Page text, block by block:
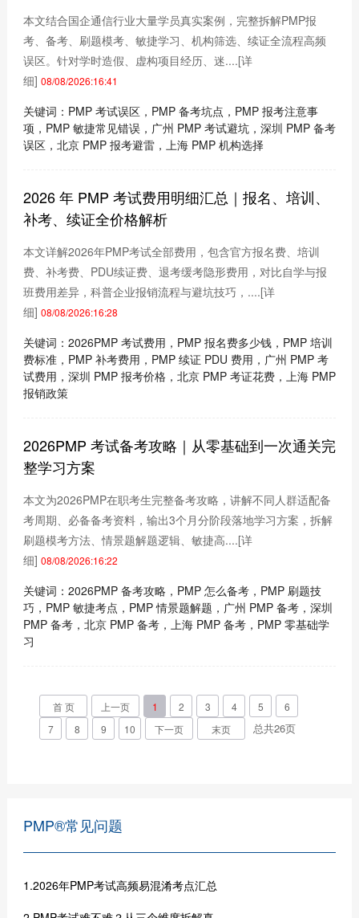
本文结合国企通信行业大量学员真实案例，完整拆解PMP报
考、备考、刷题模考、敏捷学习、机构筛选、续证全流程高频
误区。针对学时造假、虚构项目经历、迷....[详
细] 08/08/2026:16:41
关键词：PMP 考试误区，PMP 备考坑点，PMP 报考注意事
项，PMP 敏捷常见错误，广州 PMP 考试避坑，深圳 PMP 备考
误区，北京 PMP 报考避雷，上海 PMP 机构选择
2026 年 PMP 考试费用明细汇总｜报名、培训、
补考、续证全价格解析
本文详解2026年PMP考试全部费用，包含官方报名费、培训
费、补考费、PDU续证费、退考缓考隐形费用，对比自学与报
班费用差异，科普企业报销流程与避坑技巧，....[详
细] 08/08/2026:16:28
关键词：2026PMP 考试费用，PMP 报名费多少钱，PMP 培训
费标准，PMP 补考费用，PMP 续证 PDU 费用，广州 PMP 考
试费用，深圳 PMP 报考价格，北京 PMP 考证花费，上海 PMP
报销政策
2026PMP 考试备考攻略｜从零基础到一次通关完
整学习方案
本文为2026PMP在职考生完整备考攻略，讲解不同人群适配备
考周期、必备备考资料，输出3个月分阶段落地学习方案，拆解
刷题模考方法、情景题解题逻辑、敏捷高....[详
细] 08/08/2026:16:22
关键词：2026PMP 备考攻略，PMP 怎么备考，PMP 刷题技
巧，PMP 敏捷考点，PMP 情景题解题，广州 PMP 备考，深圳
PMP 备考，北京 PMP 备考，上海 PMP 备考，PMP 零基础学
习
首 页 上一页 1 2 3 4 5
6
7
8 9 10 下一页 末页 总共26页
PMP®常见问题
1.2026年PMP考试高频易混淆考点汇总